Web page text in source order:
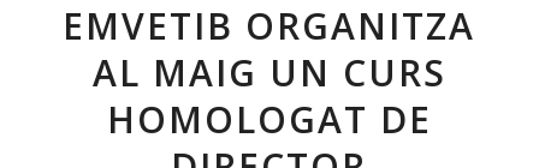
EMVETIB ORGANITZA
AL MAIG UN CURS
HOMOLOGAT DE